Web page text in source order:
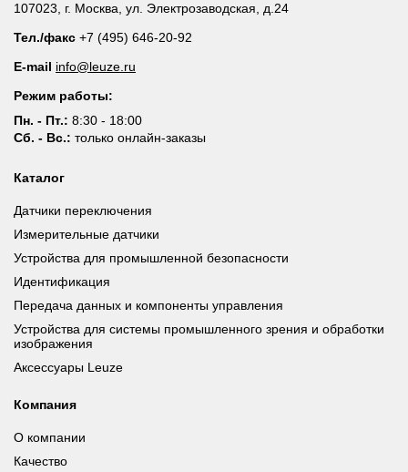
107023, г. Москва, ул. Электрозаводская, д.24
Тел./факс +7 (495) 646-20-92
E-mail info@leuze.ru
Режим работы:
Пн. - Пт.: 8:30 - 18:00
Сб. - Вс.: только онлайн-заказы
Каталог
Датчики переключения
Измерительные датчики
Устройства для промышленной безопасности
Идентификация
Передача данных и компоненты управления
Устройства для системы промышленного зрения и обработки
изображения
Аксессуары Leuze
Компания
О компании
Качество